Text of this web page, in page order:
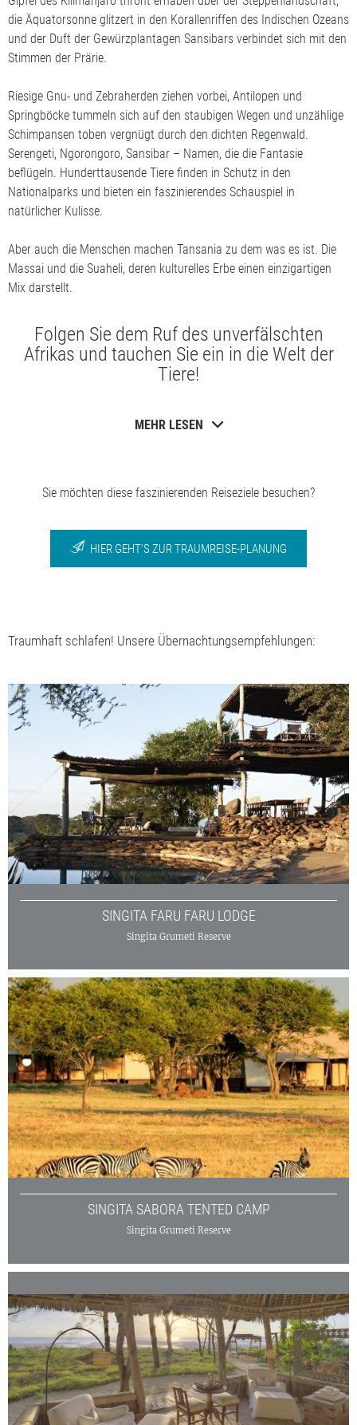
die Äquatorsonne glitzert in den Korallenriffen des Indischen Ozeans
und der Duft der Gewürzplantagen Sansibars verbindet sich mit den
Stimmen der Prärie.
Riesige Gnu- und Zebraherden ziehen vorbei, Antilopen und
Springböcke tummeln sich auf den staubigen Wegen und unzählige
Schimpansen toben vergnügt durch den dichten Regenwald.
Serengeti, Ngorongoro, Sansibar – Namen, die die Fantasie
beflügeln. Hunderttausende Tiere finden in Schutz in den
Nationalparks und bieten ein faszinierendes Schauspiel in
natürlicher Kulisse.
Aber auch die Menschen machen Tansania zu dem was es ist. Die
Massai und die Suaheli, deren kulturelles Erbe einen einzigartigen
Mix darstellt.
Folgen Sie dem Ruf des unverfälschten
Afrikas und tauchen Sie ein in die Welt der
Tiere!
MEHR LESEN
Sie möchten diese faszinierenden Reiseziele besuchen?
HIER GEHT’S ZUR TRAUMREISE-PLANUNG
Traumhaft schlafen! Unsere Übernachtungsempfehlungen:
SINGITA FARU FARU LODGE
Singita Grumeti Reserve
SINGITA SABORA TENTED CAMP
Singita Grumeti Reserve